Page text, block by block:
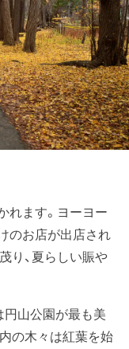
れます。ヨーヨー
のお店が出店され
り、夏らしい賑や
円山公園が最も美
の木々は紅葉を始